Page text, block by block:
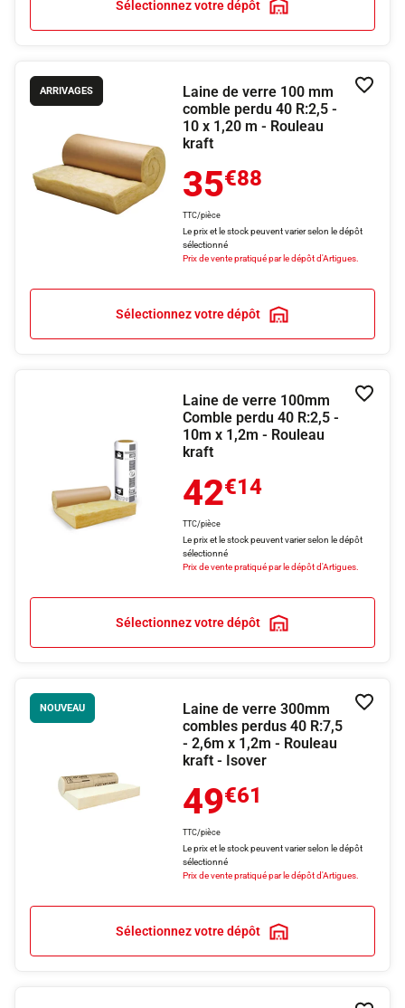
Sélectionnez votre dépôt
ARRIVAGES
Laine de verre 100 mm
comble perdu 40 R:2,5 -
10 x 1,20 m - Rouleau
kraft
35€88
TTC/pièce
Le prix et le stock peuvent varier selon le dépôt
sélectionné
Prix de vente pratiqué par le dépôt d'Artigues.
Sélectionnez votre dépôt
Laine de verre 100mm
Comble perdu 40 R:2,5 -
10m x 1,2m - Rouleau
kraft
42€14
TTC/pièce
Le prix et le stock peuvent varier selon le dépôt
sélectionné
Prix de vente pratiqué par le dépôt d'Artigues.
Sélectionnez votre dépôt
NOUVEAU
Laine de verre 300mm
combles perdus 40 R:7,5
- 2,6m x 1,2m - Rouleau
kraft - Isover
49€61
TTC/pièce
Le prix et le stock peuvent varier selon le dépôt
sélectionné
Prix de vente pratiqué par le dépôt d'Artigues.
Sélectionnez votre dépôt